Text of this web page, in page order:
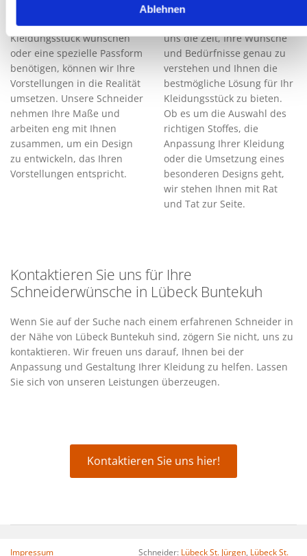
Ablehnen
Maßanfertigungen an. Wenn
Sie ein einzigartiges
Kleidungsstück wünschen
oder eine spezielle Passform
benötigen, können wir Ihre
Vorstellungen in die Realität
umsetzen. Unsere Schneider
nehmen Ihre Maße und
arbeiten eng mit Ihnen
zusammen, um ein Design
zu entwickeln, das Ihren
Vorstellungen entspricht.
Fachberatung unerlässlich.
Bei Supernaht nehmen wir
uns die Zeit, Ihre Wünsche
und Bedürfnisse genau zu
verstehen und Ihnen die
bestmögliche Lösung für Ihr
Kleidungsstück zu bieten.
Ob es um die Auswahl des
richtigen Stoffes, die
Anpassung Ihrer Kleidung
oder die Umsetzung eines
besonderen Designs geht,
wir stehen Ihnen mit Rat
und Tat zur Seite.
Kontaktieren Sie uns für Ihre
Schneiderwünsche in Lübeck Buntekuh
Wenn Sie auf der Suche nach einem erfahrenen Schneider in
der Nähe von Lübeck Buntekuh sind, zögern Sie nicht, uns zu
kontaktieren. Wir freuen uns darauf, Ihnen bei der
Anpassung und Gestaltung Ihrer Kleidung zu helfen. Lassen
Sie sich von unseren Leistungen überzeugen.
Kontaktieren Sie uns hier!
Impressum Schneider: Lübeck St. Jürgen, Lübeck St.